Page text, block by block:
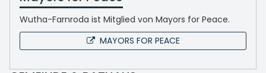
Wutha-Farnroda ist Mitglied von Mayors for Peace.
MAYORS FOR PEACE